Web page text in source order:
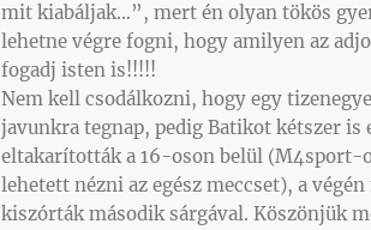
mit kiabáljak…”, mert én olyan tökös
lehetne végre fogni, hogy amilyen az
fogadj isten is!!!!!
Nem kell csodálkozni, hogy egy
javunkra tegnap, pedig Batikot kétszer is
eltakarították a 16-oson belül (M4sport-
lehetett nézni az egész meccset), a végén
kiszórták második sárgával. Köszönjük